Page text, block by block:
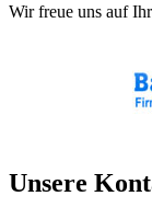
Wir freue uns auf
Unsere